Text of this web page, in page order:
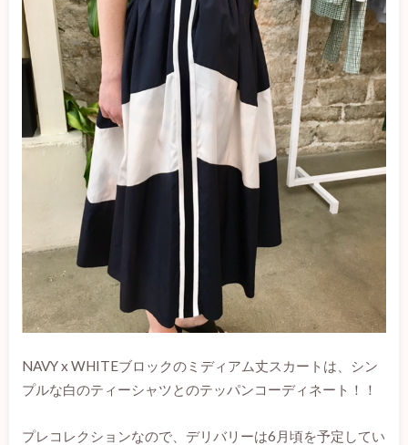
NAVY x WHITEブロックのミディアム丈スカートは、シン
プルな白のティーシャツとのテッパンコーディネート！！
プレコレクションなので、デリバリーは6月頃を予定してい